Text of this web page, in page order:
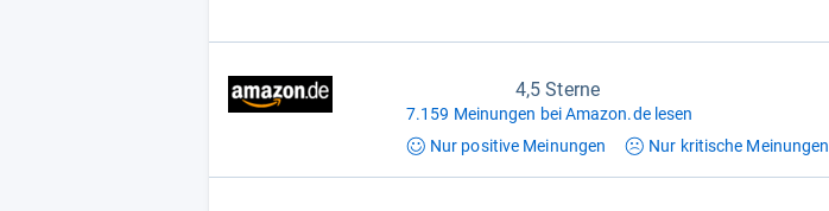
4,5 Sterne
7.159 Meinungen bei Amazon.de lesen
Nur positive Meinungen Nur kritische Meinungen